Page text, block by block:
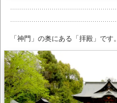
「神門」の奥にある「拝殿」です。